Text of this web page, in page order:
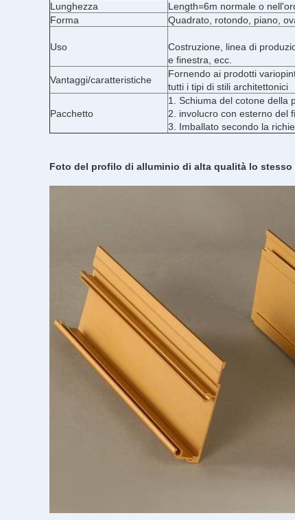
Lunghezza
Length=6m normale o
Forma
Quadrato, rotondo, piano,
Uso
Costruzione, linea di
e finestra, ecc.
Vantaggi/caratteristiche
Fornendo ai prodotti
tutti i tipi di stili architettonici
Pacchetto
1. Schiuma del cotone della
2. involucro con esterno del
3. Imballato secondo la
Foto del profilo di alluminio di alta qualità lo